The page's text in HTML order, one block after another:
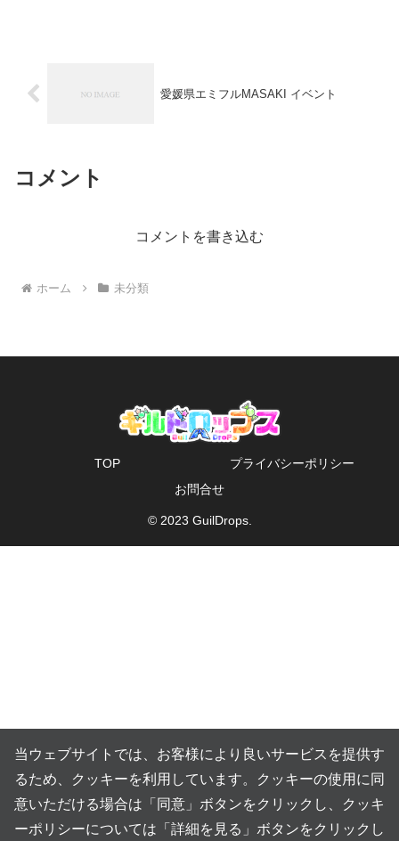
愛媛県エミフルMASAKI イベント
コメント
コメントを書き込む
ホーム 未分類
TOP
プライバシーポリシー
お問合せ
© 2023 GuilDrops.
当ウェブサイトでは、お客様により良いサービスを提供す
るため、クッキーを利用しています。クッキーの使用に同
意いただける場合は「同意」ボタンをクリックし、クッキ
ーポリシーについては「詳細を見る」ボタンをクリックし